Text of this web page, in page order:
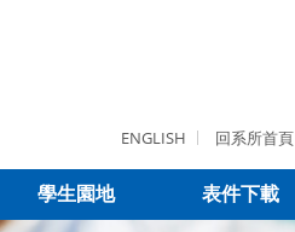
ENGLISH 回系所首頁
學生園地 表件下載